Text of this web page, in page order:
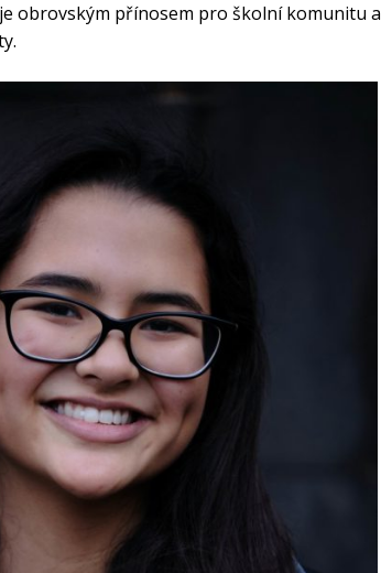
obrovským přínosem pro školní komunitu a